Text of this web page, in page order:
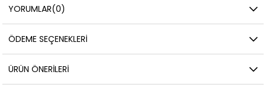
YORUMLAR(0)
ÖDEME SEÇENEKLERI
ÜRÜN ÖNERILERI